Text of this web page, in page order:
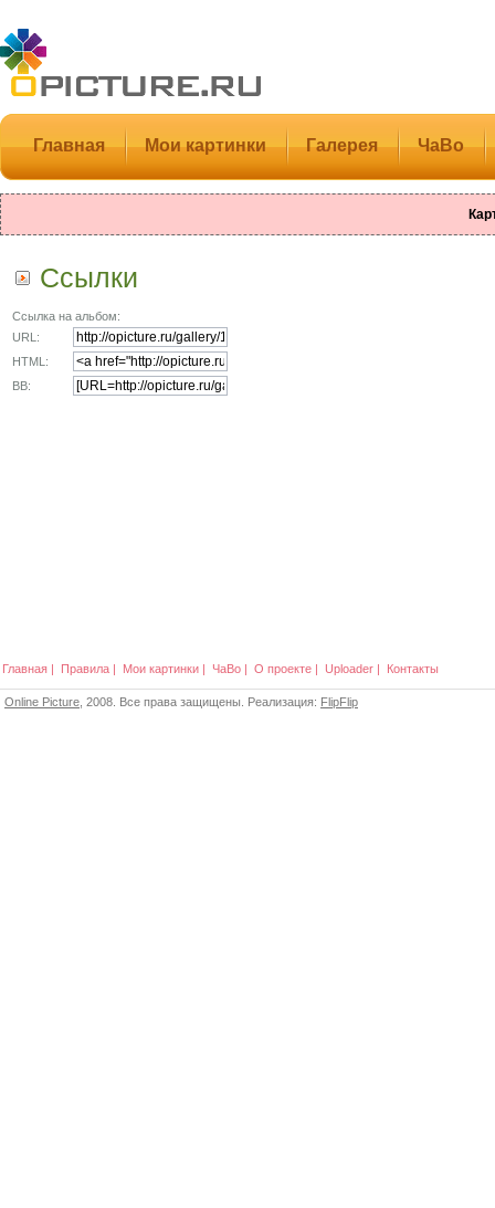
Главная Мои картинки Галерея ЧаВо
Ссылки
Ссылка на альбом:
URL:
HTML:
BB:
Главная | Правила | Мои картинки | ЧаВо | О проекте | Uploader | Контакты
Online Picture , 2008. Все права защищены. Реализация: FlipFlip